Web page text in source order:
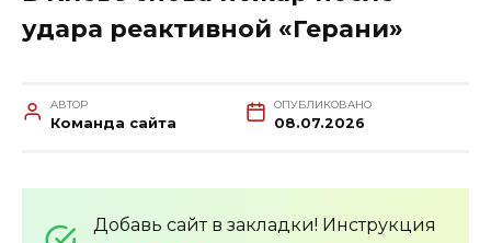
удара реактивной «Герани»
АВТОР
Команда сайта
ОПУБЛИКОВАНО
08.07.2026
Добавь сайт в закладки! Инструкция